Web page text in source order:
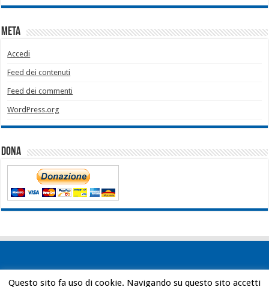
Meta
Accedi
Feed dei contenuti
Feed dei commenti
WordPress.org
Dona
Powered by WordPress| Designed by Bob Vann
Questo sito fa uso di cookie. Navigando su questo sito accetti